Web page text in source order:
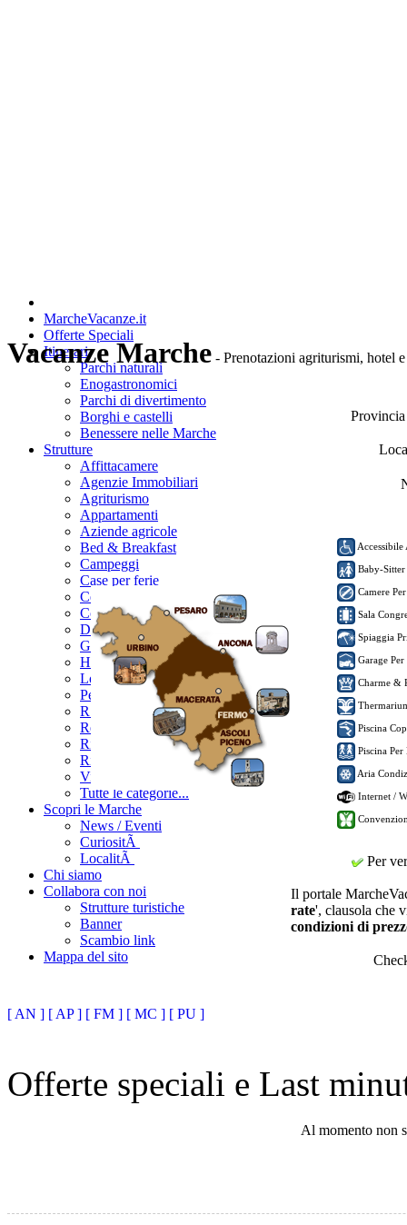
MarcheVacanze.it
Offerte Speciali
Itinerari
Parchi naturali
Enogastronomici
Parchi di divertimento
Borghi e castelli
Benessere nelle Marche
Strutture
Affittacamere
Agenzie Immobiliari
Agriturismo
Appartamenti
Aziende agricole
Bed & Breakfast
Campeggi
Case per ferie
Centri Benessere
Country house
Dimore storiche
Garnì
Hotel
Locali
Pensioni
R.T.A.
Residences
Rifugi
Ristoranti
Villaggi turistici
Tutte le categorie...
Scopri le Marche
News / Eventi
CuriositÃ
LocalitÃ
Chi siamo
Collabora con noi
Strutture turistiche
Banner
Scambio link
Mappa del sito
Vacanze Marche - Prenotazioni agriturismi, hotel
Baby-
Camere
Sala
Spiaggia
Garage
Charme &
Piscina
Piscina
Aria
Internet /
Per
Il portale
rate', clausola che
condizioni di
[ AN ] [ AP ] [ FM ] [ MC ] [ PU ]
Offerte speciali e Last
Al momento non